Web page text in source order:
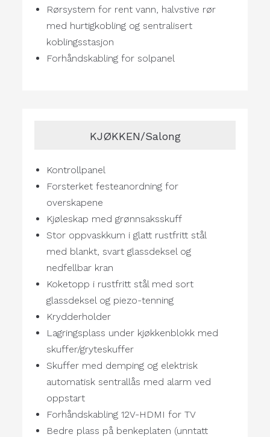
Rørsystem for rent vann, halvstive rør
med hurtigkobling og sentralisert
koblingsstasjon
Forhåndskabling for solpanel
KJØKKEN/Salong
Kontrollpanel
Forsterket festeanordning for
overskapene
Kjøleskap med grønnsaksskuff
Stor oppvaskkum i glatt rustfritt stål
med blankt, svart glassdeksel og
nedfellbar kran
Koketopp i rustfritt stål med sort
glassdeksel og piezo-tenning
Krydderholder
Lagringsplass under kjøkkenblokk med
skuffer/gryteskuffer
Skuffer med demping og elektrisk
automatisk sentrallås med alarm ved
oppstart
Forhåndskabling 12V-HDMI for TV
Bedre plass på benkeplaten (unntatt